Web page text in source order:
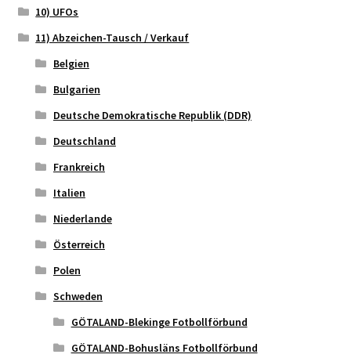
10) UFOs
11) Abzeichen-Tausch / Verkauf
Belgien
Bulgarien
Deutsche Demokratische Republik (DDR)
Deutschland
Frankreich
Italien
Niederlande
Österreich
Polen
Schweden
GÖTALAND-Blekinge Fotbollförbund
GÖTALAND-Bohusläns Fotbollförbund